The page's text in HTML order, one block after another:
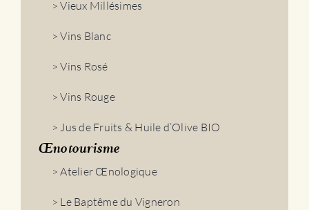
> Vieux Millésimes
> Vins Blanc
> Vins Rosé
> Vins Rouge
> Jus de Fruits & Huile d’Olive BIO
Œnotourisme
> Atelier Œnologique
> Le Baptême du Vigneron